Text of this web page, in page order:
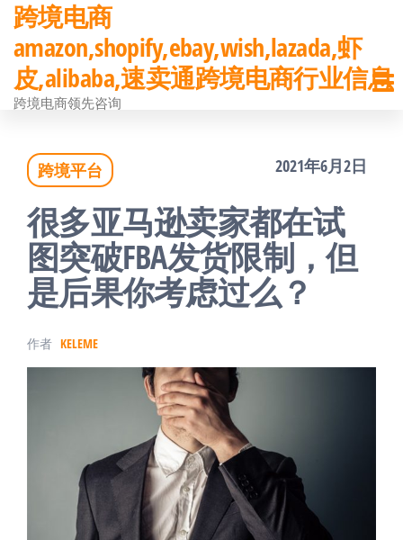
前
往
内
跨境电商
amazon,shopify,ebay,wish,lazada,虾
皮,alibaba,速卖通跨境电商行业信息
跨境电商领先咨询
跨境平台 2021年6月2日
很多亚马逊卖家都在试
图突破FBA发货限制，但
是后果你考虑过么？
作者 KELEME